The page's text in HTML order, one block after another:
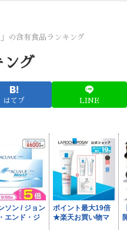
」の含有食品ランキング
ング
はてブ LINE